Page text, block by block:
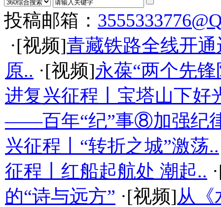
投稿邮箱：
·[视频]青藏铁路全线开
原.. ·[视频]永葆“两个先
进复兴征程丨宝塔山下好
——百年“纪”事⑧加强纪
兴征程丨“转折之城”激荡..
征程丨红船起航处 潮起..
的“诗与远方” ·[视频]从《